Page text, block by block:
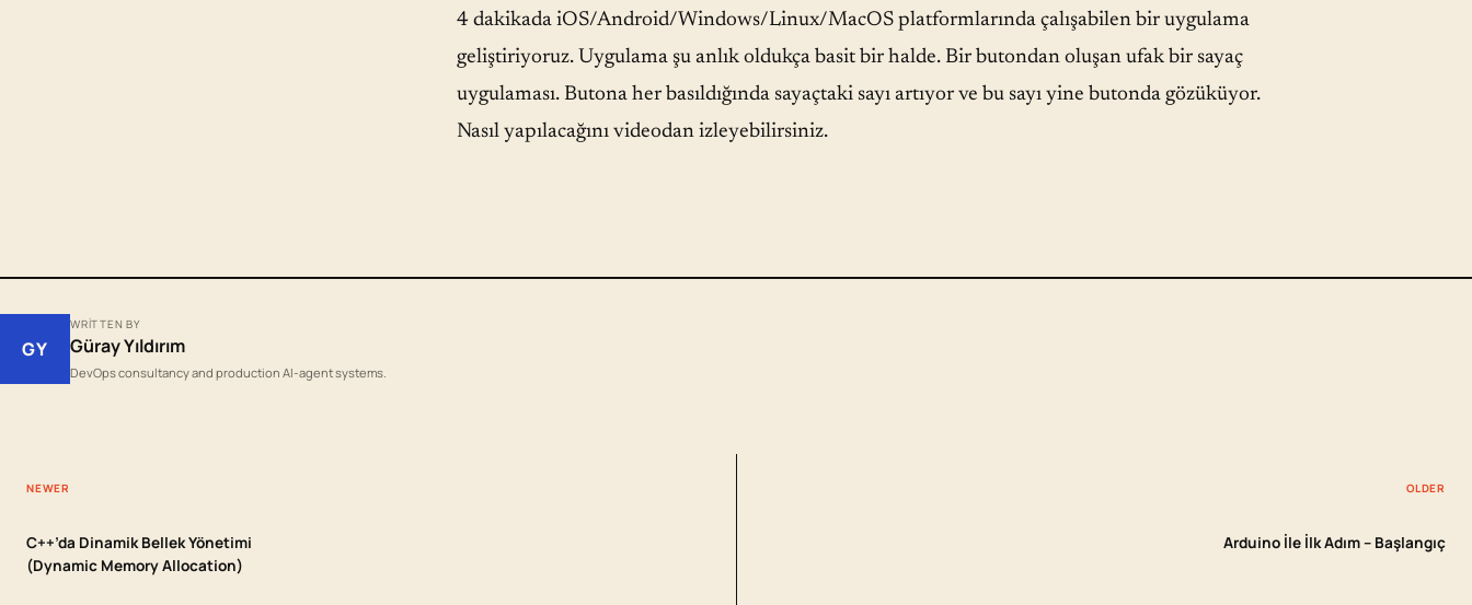
4 dakikada iOS/Android/Windows/Linux/MacOS platformlarında çalışabilen bir uygulama
geliştiriyoruz. Uygulama şu anlık oldukça basit bir halde. Bir butondan oluşan ufak bir sayaç
uygulaması. Butona her basıldığında sayaçtaki sayı artıyor ve bu sayı yine butonda gözüküyor.
Nasıl yapılacağını videodan izleyebilirsiniz.
GY
WRITTEN BY
Güray Yıldırım
DevOps consultancy and production AI-agent systems.
NEWER
C++’da Dinamik Bellek Yönetimi
(Dynamic Memory Allocation)
OLDER
Arduino İle İlk Adım – Başlangıç